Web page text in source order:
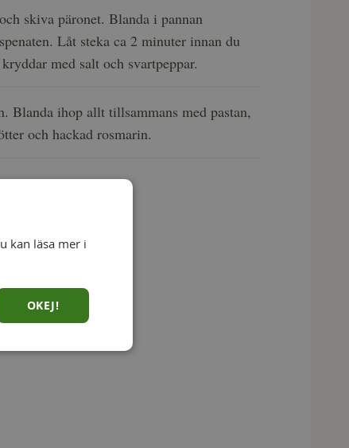
skiva päronet. Blanda i pannan
Låt steka ca 2 minuter innan du
med salt och svartpeppar.
Blanda ihop allt tillsammans med pastan,
och hackad rosmarin.
kan läsa mer i
OKEJ!